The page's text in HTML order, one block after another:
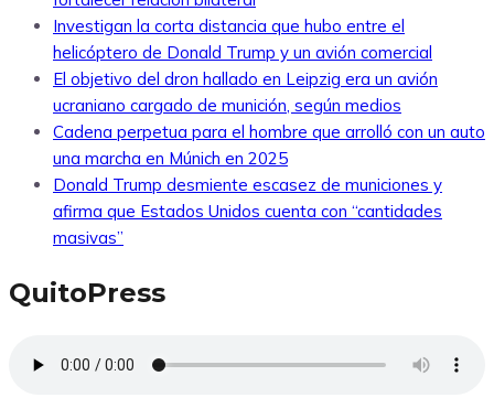
Investigan la corta distancia que hubo entre el
helicóptero de Donald Trump y un avión comercial
El objetivo del dron hallado en Leipzig era un avión
ucraniano cargado de munición, según medios
Cadena perpetua para el hombre que arrolló con un auto
una marcha en Múnich en 2025
Donald Trump desmiente escasez de municiones y
afirma que Estados Unidos cuenta con “cantidades
masivas”
QuitoPress